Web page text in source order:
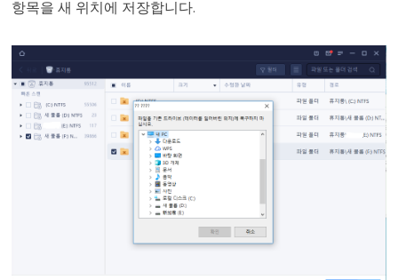
항목을 새 위치에 저장합니다.